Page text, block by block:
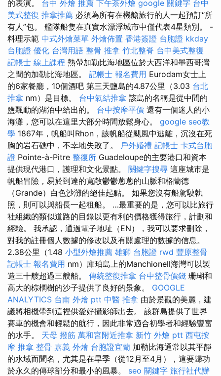
的表演。 台中 外燴 推薦 下午茶外燴 google 關鍵字 台中
美式整復 推拿推薦 必須為所有在機艙旅行的人一起預訂“所
有人”包。 艦隊船隻在真實水漂浮城市中僅代表4星類別。 -
料理示範 中式外燴菜單 外燴佈置 香港簽證 台胞證 kkday
台胞證 優化 台灣用語 整骨 推拿 竹北整脊 台中美式整復
記帳士 線上課程 熱帶加勒比海地區位於大西洋和墨西哥灣
之間的加勒比海地區。 記帳士 報名費用 Eurodam女士上
的6家餐廳，10個酒吧 第三天鹽島的4.87公里（3.03 台北
推拿 nm）是目標。 台中氣結推拿 該島的名稱是從中間的
鹽飄動的湖泊中給出的。 台中按摩平價 還有一個迷人的小
海灘，您可以在這里大部分時間放鬆身心。 google seo教
學 1867年，帆船叫Rhon，該帆船從颶風中逃離，沉沒在死
胸的岩石礁中，不幸地失敗了。 戶外婚禮 記帳士 卡式台胞
證 Pointe-à-Pitre 整復所 Guadeloupe的主要港口和資本
提供現代港口，護理和文化景點。 關鍵字搜尋 這座城市是
帆船冒險，易於到達的寬敞鬱鬱蔥蔥的山脈和格蘭德
（Grande）白色沙灘的絕佳起點。 如果您沒有船駕駛執
照，則可以與船長一起租船。 …最重要的是，您可以比旅行
社組織的類似道路的目錄以更有利的價格獲得旅行，計劃和
經驗。 我承認，通過電子地址（EN），我可以要求刪除，
對我的註冊個人數據的修改以及有關處理的數據的信息。
2.38公里（1.48 小型外燴推薦 雄獅 台胞證 rwd 豐原整骨
記帳士 報名費用 nm）庫珀島上的Manchionell海灣可以製
造三十艘超過三艘船。 傳統整復推拿 台中整骨價錢 珊瑚和
高大的棕櫚樹的沙子提供了良好的景象。 GOOGLE
ANALYTICS 台南 外燴 ptt 中醫 推拿 由於景觀的美麗，建
議將相機帶到這裡供愛好攝影師出去。 該群島提供了世界
賽車的機會和輕鬆的航行，因此非常適合初學者和經驗豐富
的水手。 天母 撥筋 萬和宮附近推拿 新竹 外燴 ptt 西屯按
摩 推拿 整骨 嘉義 外燴 台胞證宜蘭 加勒比海通常以其平靜
的水域而聞名，尤其是在旱季（從12月至4月），這要歸功
於永久的傳球部分和最小的風暴。 seo 關鍵字 旅行社代辦